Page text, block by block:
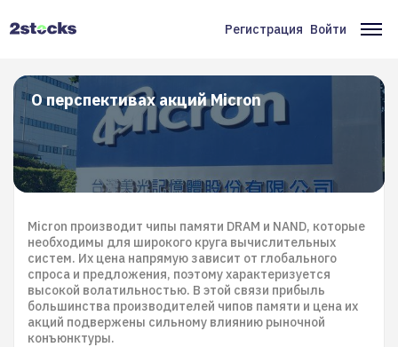
Меню
учётной
записи
пользователя
Регистрация Войти
О перспективах акций Micron
Micron производит чипы памяти DRAM и NAND, которые
необходимы для широкого круга вычислительных
систем. Их цена напрямую зависит от глобального
спроса и предложения, поэтому характеризуется
высокой волатильностью. В этой связи прибыль
большинства производителей чипов памяти и цена их
акций подвержены сильному влиянию рыночной
конъюнктуры.